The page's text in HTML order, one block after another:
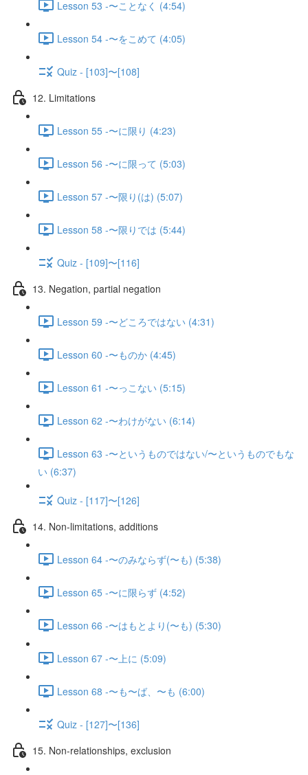
Lesson 53 -〜ことなく (4:54)
Lesson 54 -〜をこめて (4:05)
Quiz - [103]〜[108]
12. Limitations
Lesson 55 -〜に限り (4:23)
Lesson 56 -〜に限って (5:03)
Lesson 57 -〜限り(は) (5:07)
Lesson 58 -〜限りでは (5:44)
Quiz - [109]〜[116]
13. Negation, partial negation
Lesson 59 -〜どころではない (4:31)
Lesson 60 -〜ものか (4:45)
Lesson 61 -〜っこない (5:15)
Lesson 62 -〜わけがない (6:14)
Lesson 63 -〜というものではない/〜というものでもな
い (6:37)
Quiz - [117]〜[126]
14. Non-limitations, additions
Lesson 64 -〜のみならず(〜も) (5:38)
Lesson 65 -〜に限らず (4:52)
Lesson 66 -〜はもとより(〜も) (5:30)
Lesson 67 -〜上に (5:09)
Lesson 68 -〜も〜ば、〜も (6:00)
Quiz - [127]〜[136]
15. Non-relationships, exclusion